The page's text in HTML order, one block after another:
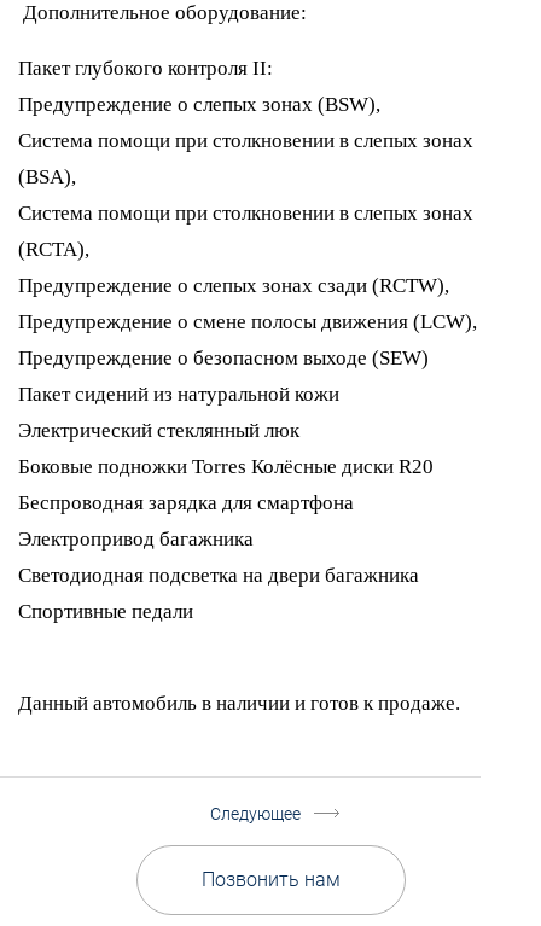
Дополнительное оборудование:
Пакет глубокого контроля II:
Предупреждение о слепых зонах (BSW),
Система помощи при столкновении в слепых зонах
(BSA),
Система помощи при столкновении в слепых зонах
(RCTA),
Предупреждение о слепых зонах сзади (RCTW),
Предупреждение о смене полосы движения (LCW),
Предупреждение о безопасном выходе (SEW)
Пакет сидений из натуральной кожи
Электрический стеклянный люк
Боковые подножки Torres Колёсные диски R20
Беспроводная зарядка для смартфона
Электропривод багажника
Светодиодная подсветка на двери багажника
Спортивные педали
Данный автомобиль в наличии и готов к продаже.
Позвонить нам
Следующее